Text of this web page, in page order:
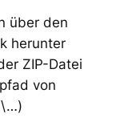
über den
herunter
ZIP-Datei
von